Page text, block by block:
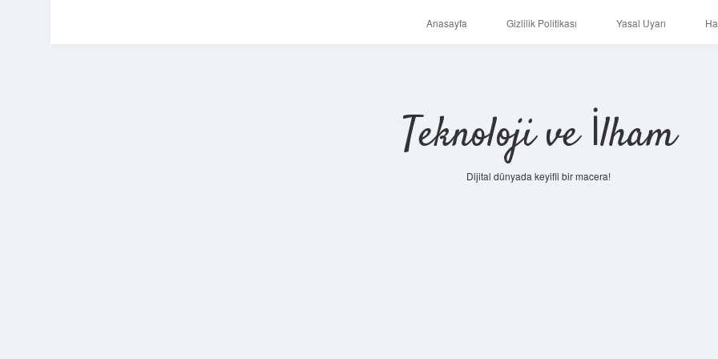
Anasayfa Gizlilik Politikası Yasal Uyarı
Teknoloji ve İlham
Dijital dünyada keyifli bir macera!